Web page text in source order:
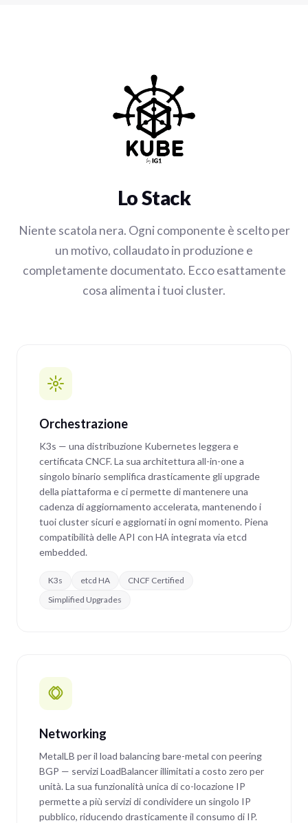
Lo Stack
Niente scatola nera. Ogni componente è scelto per
un motivo, collaudato in produzione e
completamente documentato. Ecco esattamente
cosa alimenta i tuoi cluster.
Orchestrazione
K3s — una distribuzione Kubernetes leggera e
certificata CNCF. La sua architettura all-in-one a
singolo binario semplifica drasticamente gli upgrade
della piattaforma e ci permette di mantenere una
cadenza di aggiornamento accelerata, mantenendo i
tuoi cluster sicuri e aggiornati in ogni momento. Piena
compatibilità delle API con HA integrata via etcd
embedded.
K3s etcd HA
CNCF Certified
Simplified Upgrades
Networking
MetalLB per il load balancing bare-metal con peering
BGP — servizi LoadBalancer illimitati a costo zero per
unità. La sua funzionalità unica di co-locazione IP
permette a più servizi di condividere un singolo IP
pubblico, riducendo drasticamente il consumo di IP.